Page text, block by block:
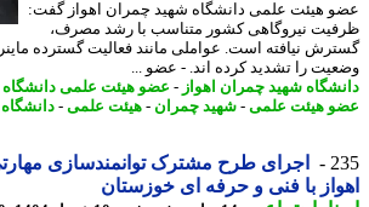
هیئت علمی دانشگاه شهید چمران اهواز گفت:
نیروگاهی کشور متناسب با رشد مصرف،
نیافته است. عواملی مانند فعالیت گسترده ماینرهای
را تشدید کرده اند. - عضو ...
شهید چمران اهواز -عضو هیئت علمی دانشگاه-
هیئت علمی-شهید چمران- هیئت علمی-دانشگاه
اجرای طرح مشترک توانمندسازی مهارتی
با فنی و حرفه ای خوزستان